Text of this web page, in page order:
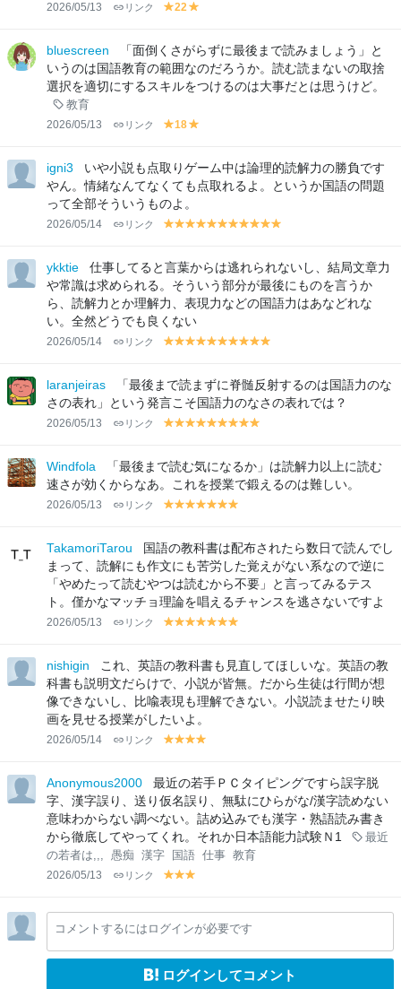
2026/05/13 リンク
y
lo
w
22
lo
w
bluescreen
「面倒くさがらずに最後まで読みましょう」と
いうのは国語教育の範囲なのだろうか。読む読まないの取捨
選択を適切にするスキルをつけるのは大事だとは思うけど。
教育
2026/05/13 リンク
y
lo
w
18
lo
w
igni3
いや小説も点取りゲーム中は論理的読解力の勝負です
やん。情緒なんてなくても点取れるよ。というか国語の問題
って全部そういうものよ。
2026/05/14 リンク
y
lo
y
lo
w
y
lo
w
y
lo
w
y
lo
w
y
lo
w
y
lo
w
y
lo
w
y
lo
w
y
lo
w
lo
w
ykktie
仕事してると言葉からは逃れられないし、結局文章力
や常識は求められる。そういう部分が最後にものを言うか
ら、読解力とか理解力、表現力などの国語力はあなどれな
い。全然どうでも良くない
2026/05/14 リンク
y
lo
w
y
lo
w
y
lo
w
y
lo
w
y
lo
w
y
lo
w
y
lo
w
y
lo
w
y
lo
w
lo
w
laranjeiras
「最後まで読まずに脊髄反射するのは国語力のな
さの表れ」という発言こそ国語力のなさの表れでは？
2026/05/13 リンク
y
lo
y
lo
w
y
lo
w
y
lo
w
y
lo
w
y
lo
w
y
lo
w
y
lo
w
lo
w
Windfola
「最後まで読む気になるか」は読解力以上に読む
速さが効くからなあ。これを授業で鍛えるのは難しい。
2026/05/13 リンク
y
lo
w
y
lo
w
y
lo
w
y
lo
w
y
lo
w
y
lo
w
lo
w
TakamoriTarou
国語の教科書は配布されたら数日で読んでし
まって、読解にも作文にも苦労した覚えがない系なので逆に
「やめたって読むやつは読むから不要」と言ってみるテス
ト。僅かなマッチョ理論を唱えるチャンスを逃さないですよ
2026/05/13 リンク
y
lo
w
y
lo
y
lo
w
y
lo
w
y
lo
w
y
lo
w
lo
w
nishigin
これ、英語の教科書も見直してほしいな。英語の教
科書も説明文だらけで、小説が皆無。だから生徒は行間が想
像できないし、比喩表現も理解できない。小説読ませたり映
画を見せる授業がしたいよ。
2026/05/14 リンク
y
lo
w
y
lo
w
y
lo
w
lo
w
Anonymous2000
最近の若手ＰＣタイピングですら誤字脱
字、漢字誤り、送り仮名誤り、無駄にひらがな/漢字読めない
意味わからない調べない。詰め込みでも漢字・熟語読み書き
から徹底してやってくれ。それか日本語能力試験Ｎ1
最近
の若者は,,,
愚痴 漢字 国語 仕事 教育
2026/05/13 リンク
y
lo
w
y
lo
w
lo
w
コメントするにはログインが必要です
ログインしてコメント